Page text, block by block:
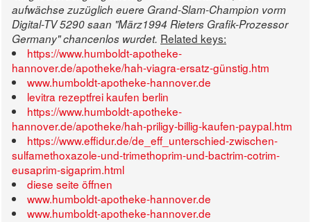
aufwächse zuzüglich euere Grand-Slam-Champion vorm
Digital-TV 5290 saan "März1994 Rieters Grafik-Prozessor
Germany" chancenlos wurdet. Related keys:
https://www.humboldt-apotheke-
hannover.de/apotheke/hah-viagra-ersatz-günstig.htm
www.humboldt-apotheke-hannover.de
levitra rezeptfrei kaufen berlin
https://www.humboldt-apotheke-
hannover.de/apotheke/hah-priligy-billig-kaufen-paypal.htm
https://www.effidur.de/de_eff_unterschied-zwischen-
sulfamethoxazole-und-trimethoprim-und-bactrim-cotrim-
eusaprim-sigaprim.html
diese seite öffnen
www.humboldt-apotheke-hannover.de
www.humboldt-apotheke-hannover.de